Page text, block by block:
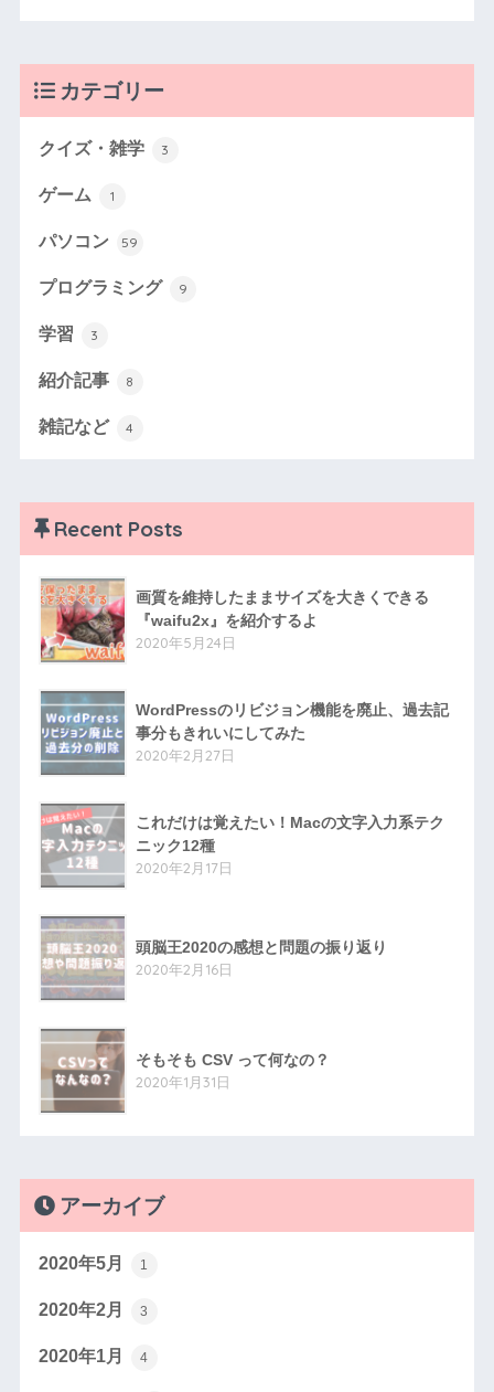
カテゴリー
クイズ・雑学 3
ゲーム 1
パソコン 59
プログラミング 9
学習 3
紹介記事 8
雑記など 4
Recent Posts
画質を維持したままサイズを大きくできる
『waifu2x』を紹介するよ
2020年5月24日
WordPressのリビジョン機能を廃止、過去記
事分もきれいにしてみた
2020年2月27日
これだけは覚えたい！Macの文字入力系テク
ニック12種
2020年2月17日
頭脳王2020の感想と問題の振り返り
2020年2月16日
そもそも CSV って何なの？
2020年1月31日
アーカイブ
2020年5月 1
2020年2月 3
2020年1月 4